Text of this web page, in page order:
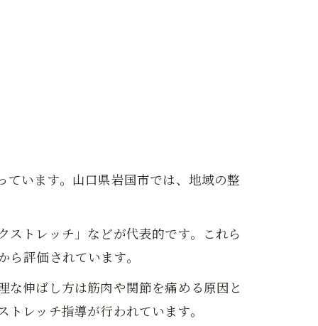
います。山口県岩国市では、地域の整
トレッチ」などが代表的です。これら
評価されています。
伸ばし方は筋肉や関節を痛める原因と
レッチ指導が行われています。